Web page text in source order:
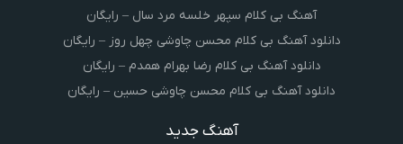
آهنگ بی کلام سپهر خلسه مرد سال – رایگان
دانلود آهنگ بی کلام محسن چاوشی چهل روز – رایگان
دانلود آهنگ بی کلام رضا بهرام همدم – رایگان
دانلود آهنگ بی کلام محسن چاوشی حسین – رایگان
آهنگ جدید